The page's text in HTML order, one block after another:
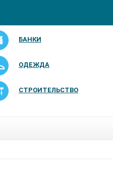
БАНКИ
ОДЕЖДА
СТРОИТЕЛЬСТВО